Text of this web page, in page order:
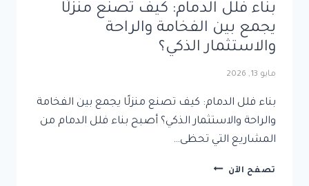
بناء فلل الدمام: كيف تصنع منزلًا
يجمع بين الفخامة والراحة
والاستثمار الذكي؟
مايو 13, 2026
بناء فلل الدمام: كيف تصنع منزلًا يجمع بين الفخامة
والراحة والاستثمار الذكي؟ أصبح بناء فلل الدمام من
المشاريع التي تحظى…
تصفح الآن بناء